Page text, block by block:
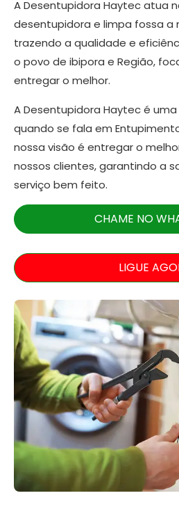
A Desentupidora Haytec atua
desentupidora e limpa fossa a
trazendo a qualidade e
o povo de ibipora e Região,
entregar o melhor.
A Desentupidora Haytec é
quando se fala em
nossa visão é entregar o
nossos clientes, garantindo a
serviço bem feito.
CHAME NO
LIGUE